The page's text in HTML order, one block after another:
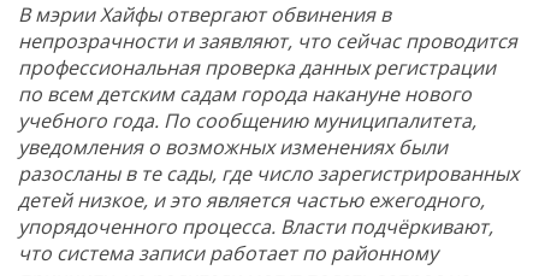
В мэрии Хайфы отвергают обвинения в
непрозрачности и заявляют, что сейчас проводится
профессиональная проверка данных регистрации
по всем детским садам города накануне нового
учебного года. По сообщению муниципалитета,
уведомления о возможных изменениях были
разосланы в те сады, где число зарегистрированных
детей низкое, и это является частью ежегодного,
упорядоченного процесса. Власти подчёркивают,
что система записи работает по районному